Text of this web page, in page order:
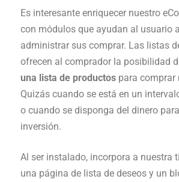
Es interesante enriquecer nuestro
con módulos que ayudan al usuario a
administrar sus comprar. Las listas
ofrecen al comprador la posibilidad
una lista de productos para comprar
Quizás cuando se está en un
o cuando se disponga del dinero
inversión.
Al ser instalado, incorpora a nuestra
una página de lista de deseos y un